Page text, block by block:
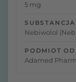
5 mg
Nebiwolol
PODMIOT
Adamed